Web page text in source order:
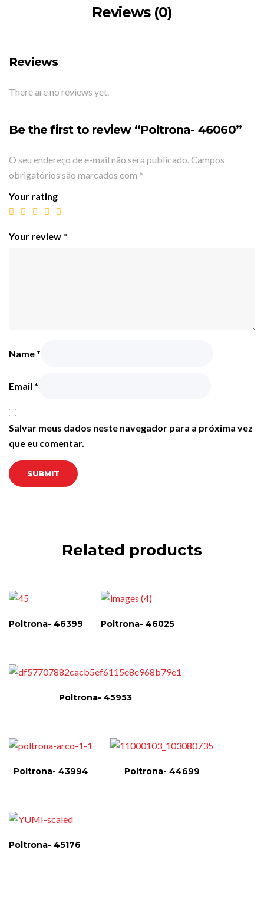
Reviews (0)
Reviews
There are no reviews yet.
Be the first to review “Poltrona- 46060”
O seu endereço de e-mail não será publicado.Campos
obrigatórios são marcados com *
Your rating
Your review *
Name *
Email *
Salvar meus dados neste navegador para a próxima vez
que eu comentar.
Related products
Poltrona- 46399 Poltrona- 46025
Poltrona- 45953
Poltrona- 43994 Poltrona- 44699
Poltrona- 45176